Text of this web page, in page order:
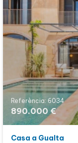
Referència: 6034
890.000 €
Casa a Gualta